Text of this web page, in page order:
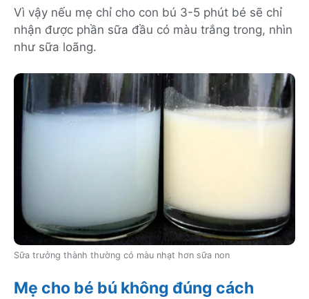
Vì vậy nếu mẹ chỉ cho con bú 3-5 phút bé sẽ chỉ
nhận được phần sữa đầu có màu trắng trong, nhìn
như sữa loãng.
Sữa trưởng thành thường có màu nhạt hơn sữa non
Mẹ cho bé bú không đúng cách